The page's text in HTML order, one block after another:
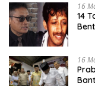
16
14
16